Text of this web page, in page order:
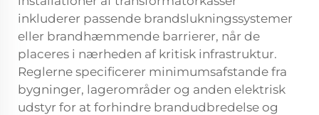
inkluderer passende brandslukningssystemer
eller brandhæmmende barrierer, når de
placeres i nærheden af kritisk infrastruktur.
Reglerne specificerer minimumsafstande fra
bygninger, lagerområder og anden elektrisk
udstyr for at forhindre brandudbredelse og